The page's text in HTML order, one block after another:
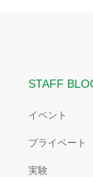
STAFF
イベント
プライベート
実験